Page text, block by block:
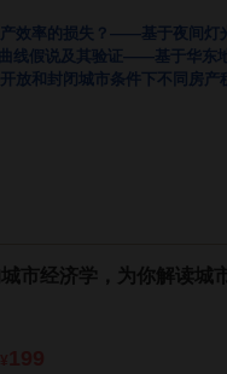
效率的损失？——基于夜间灯
线假说及其验证——基于华东
放和封闭城市条件下不同房产
城市经济学，为你解读城